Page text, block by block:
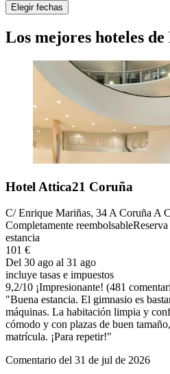
Elegir fechas
Los mejores hoteles
Hotel Attica21 Coruña
C/ Enrique Mariñas, 34 A Coruña A
Completamente reembolsable
estancia
101 €
Del 30 ago al 31 ago
incluye tasas e impuestos
9,2/10 ¡Impresionante! (481
"Buena estancia. El gimnasio es
máquinas. La habitación limpia y
cómodo y con plazas de buen
matrícula. ¡Para repetir!"
Comentario del 31 de jul de 2026